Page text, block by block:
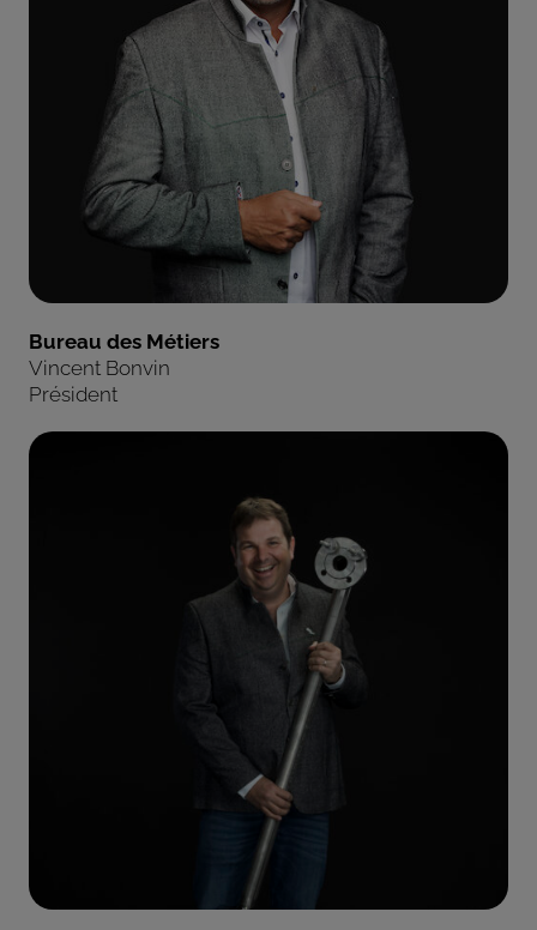
Bureau des Métiers
Vincent Bonvin
Président